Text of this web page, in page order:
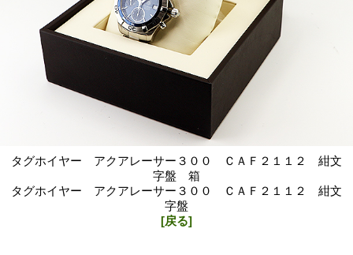
タグホイヤー アクアレーサー３００ ＣＡＦ２１１２ 紺文
字盤 箱
タグホイヤー アクアレーサー３００ ＣＡＦ２１１２ 紺文
字盤
[戻る]